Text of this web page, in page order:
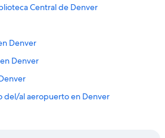
Central de Denver
Denver
Denver
del/al aeropuerto en Denver